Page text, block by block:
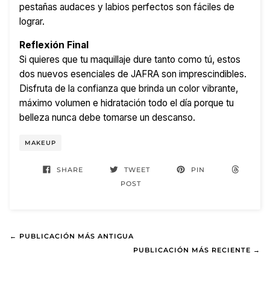
pestañas audaces y labios perfectos son fáciles de
lograr.
Reflexión Final
Si quieres que tu maquillaje dure tanto como tú, estos
dos nuevos esenciales de JAFRA son imprescindibles.
Disfruta de la confianza que brinda un color vibrante,
máximo volumen e hidratación todo el día porque tu
belleza nunca debe tomarse un descanso.
MAKEUP
SHARE TWEET
PIN
POST
← PUBLICACIÓN MÁS ANTIGUA
PUBLICACIÓN MÁS RECIENTE →